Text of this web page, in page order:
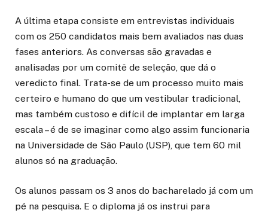
A última etapa consiste em entrevistas individuais
com os 250 candidatos mais bem avaliados nas duas
fases anteriors. As conversas são gravadas e
analisadas por um comitê de seleção, que dá o
veredicto final. Trata-se de um processo muito mais
certeiro e humano do que um vestibular tradicional,
mas também custoso e difícil de implantar em larga
escala – é de se imaginar como algo assim funcionaria
na Universidade de São Paulo (USP), que tem 60 mil
alunos só na graduação.
Os alunos passam os 3 anos do bacharelado já com um
pé na pesquisa. E o diploma já os instrui para